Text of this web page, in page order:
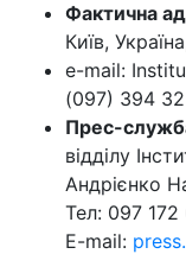
Фактична
Київ,
e-mail:
(097) 394
Прес-
відділу
Андрієнко
Тел: 097
E-mail: